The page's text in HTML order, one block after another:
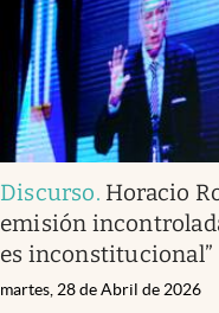
Discurso. Horacio
emisión
es inconstitucional”
martes, 28 de Abril de 2026